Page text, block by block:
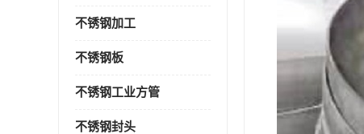
不锈钢加工
不锈钢板
不锈钢工业方管
不锈钢封头